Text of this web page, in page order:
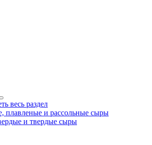
весь раздел
плавленые и рассольные сыры
и твердые сыры